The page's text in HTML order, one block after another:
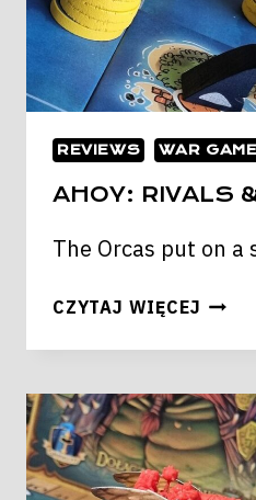
REVIEWS WAR
AHOY: RIVALS
The Orcas put on a
CZYTAJ WIĘCEJ AHOY:
&